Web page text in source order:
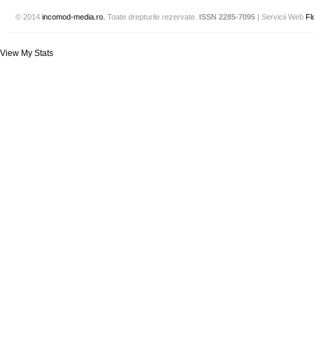
© 2014incomod-media.ro. Toate drepturile rezervate. ISSN 2285-7095| Servicii Web
View My Stats